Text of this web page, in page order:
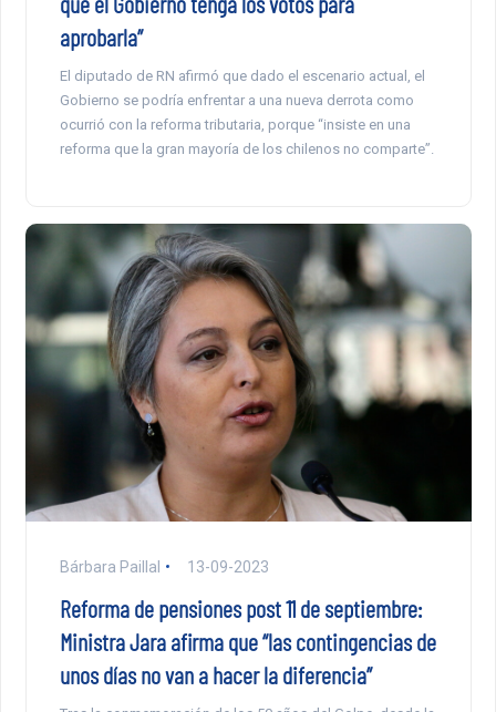
aprobarla”
El diputado de RN afirmó que dado el escenario actual, el
Gobierno se podría enfrentar a una nueva derrota como
ocurrió con la reforma tributaria, porque “insiste en una
reforma que la gran mayoría de los chilenos no comparte”.
Bárbara Paillal 13-09-2023
Reforma de pensiones post 11 de septiembre:
Ministra Jara afirma que “las contingencias de
unos días no van a hacer la diferencia”